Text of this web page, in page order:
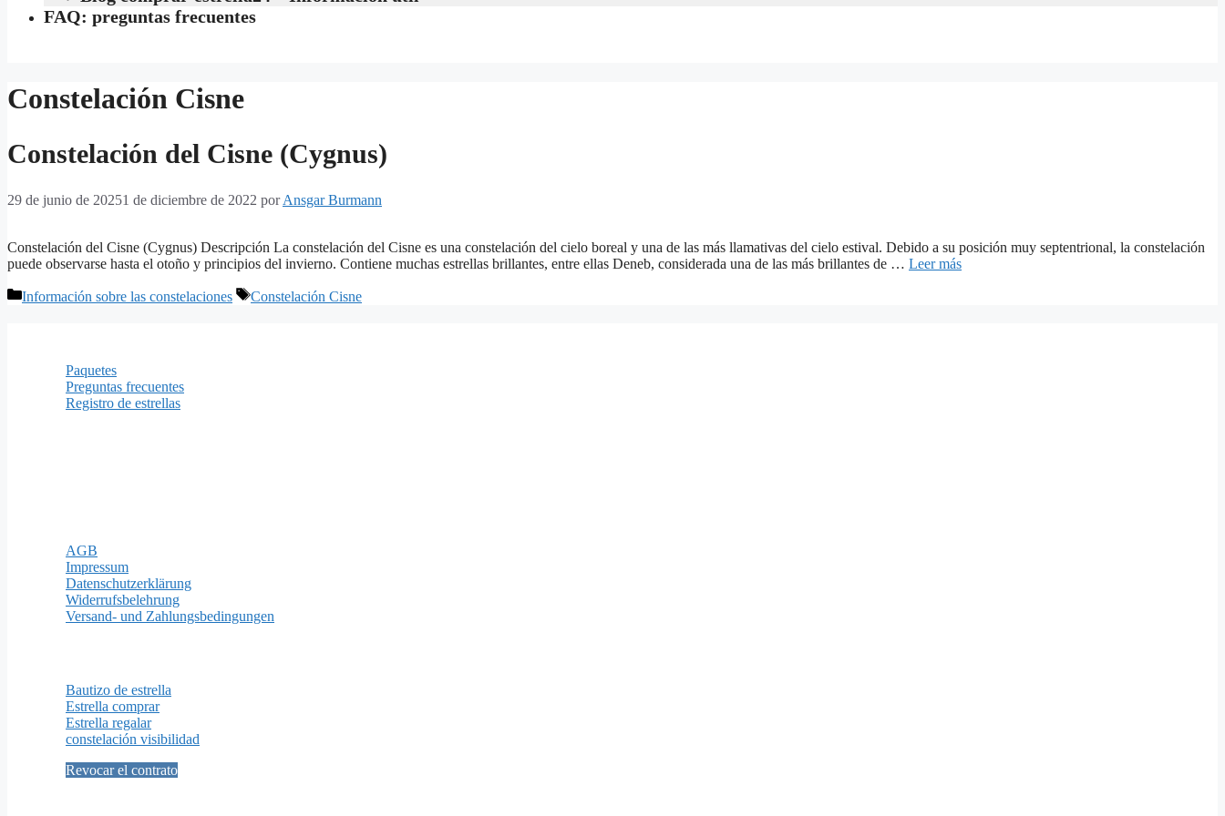
FAQ: preguntas frecuentes
Constelación Cisne
Constelación del Cisne (Cygnus)
29 de junio de 20251 de diciembre de 2022 porAnsgar Burmann
Constelación del Cisne (Cygnus) Descripción La constelación del Cisne es una constelación del cielo boreal y una de las más llamativas del cielo estival. Debido a su posición muy septentrional, la constelación
puede observarse hasta el otoño y principios del invierno. Contiene muchas estrellas brillantes, entre ellas Deneb, considerada una de las más brillantes de … Leer más
Categorías
Información sobre las constelaciones Etiquetas
Constelación Cisne
Paquetes
Preguntas frecuentes
Registro de estrellas
AGB
Impressum
Datenschutzerklärung
Widerrufsbelehrung
Versand- und Zahlungsbedingungen
Bautizo de estrella
Estrella comprar
Estrella regalar
constelación visibilidad
Revocar el contrato